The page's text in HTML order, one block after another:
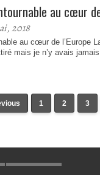
au cœur
2018
au cœur de l’Europe
mais je n’y avais
1 2 3